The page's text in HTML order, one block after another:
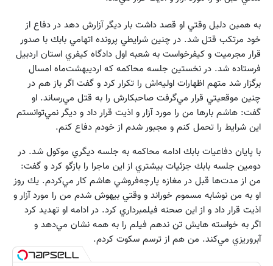
به همين دليل وقتي او قصد داشت بار ديگر آزارش دهد در دفاع از
خود مرتكب قتل شد. در چنين شرايطي پرونده اتهامي بابك با صدور
قرار مجرميت و كيفرخواست به شعبه اول دادگاه كيفري استان اردبيل
فرستاده شد. در نخستين جلسه محاكمه كه ارديبهشت‌ماه امسال
برگزار شد متهم اظهارات اوليه‌اش را تكرار كرد و گفت اگر باز هم در
چنين موقعيتي قرار مي‌گرفت صاحبكارش را به قتل مي‌رساند. او
گفت: هاشم بارها من را مورد آزار و اذيت قرار داد و ديگر نمي‌توانستم
اين شرايط را تحمل كنم و مجبور شدم از خودم دفاع كنم.
با پايان دفاعيات بابك ادامه محاكمه به جلسه ديگري موكول شد. در
دومين جلسه بابك جزئيات بيشتري از اين ماجرا را بازگو كرد و گفت:
من از مدت‌ها قبل در مغازه پارچه‌فروشي هاشم كار مي‌كردم. يك روز
او به من نوشابه مسموم خوراند و وقتي بيهوش شدم من را مورد آزار و
اذيت قرار داد و از اين صحنه فيلمبرداري كرد. در ادامه او تهديد كرد
اگر به خواسته هايش تن ندهم فيلم را به همه نشان مي‌دهد و
آبروريزي مي‌كند. من هم از ترسم سكوت كردم.